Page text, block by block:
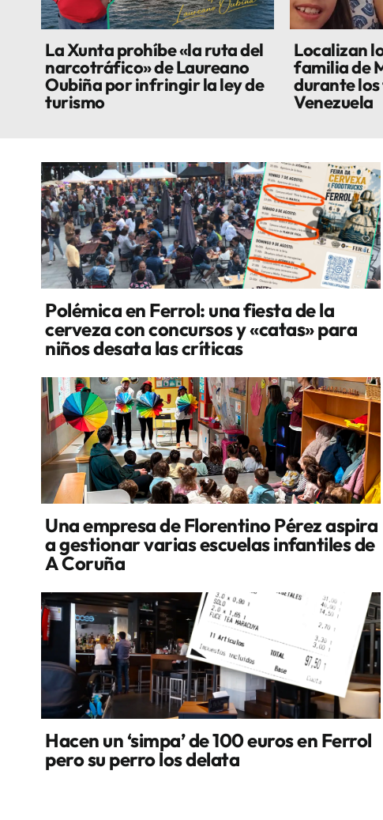
La Xunta prohíbe «la ruta del
narcotráfico» de Laureano
Oubiña por infringir la ley de
turismo
Localizan
familia de
durante
Venezuela
Polémica en Ferrol: una fiesta de la
cerveza con concursos y «catas» para
niños desata las críticas
Una empresa de Florentino Pérez aspira
a gestionar varias escuelas infantiles de
A Coruña
Hacen un ‘simpa’ de 100 euros en Ferrol
pero su perro los delata